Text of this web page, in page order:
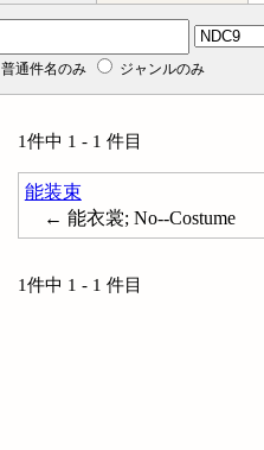
普通件名のみ ジャンルのみ
1件中 1 - 1 件目
能装束
← 能衣裳; No--Costume
1件中 1 - 1 件目